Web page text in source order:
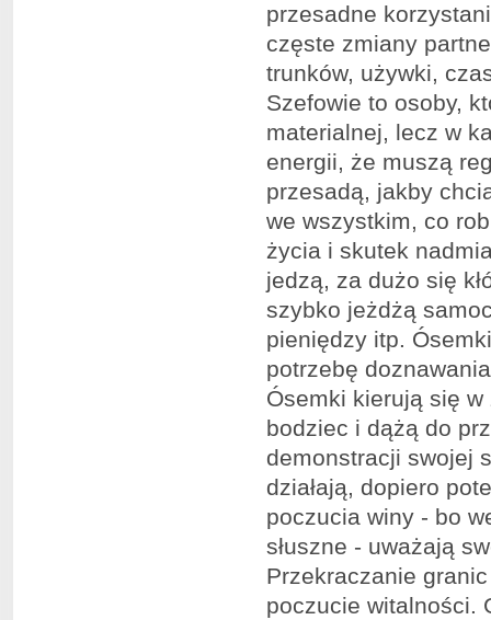
przesadne
częste zmiany
trunków, używki,
Szefowie to osoby,
materialnej, lecz w
energii, że muszą
przesadą, jakby
we wszystkim, co
życia i skutek
jedzą, za dużo się
szybko jeżdżą
pieniędzy itp.
potrzebę
Ósemki kierują się
bodziec i dążą do
demonstracji swojej
działają, dopiero
poczucia winy - bo
słuszne - uważają
Przekraczanie
poczucie witalności.